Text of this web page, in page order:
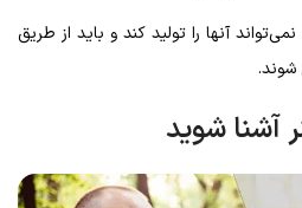
آنها را تولید کند و باید از طریق
شوند.
آشنا شوید